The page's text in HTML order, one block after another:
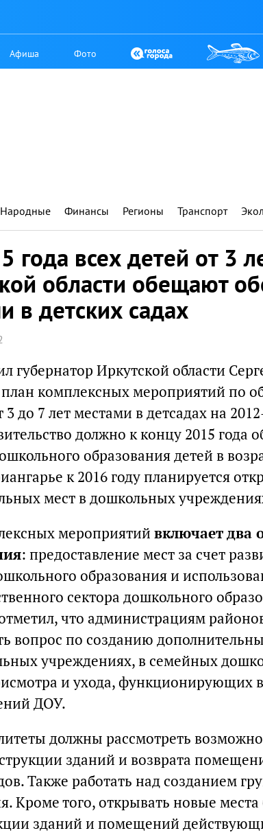
Афиша Фото
Народные Финансы Регионы Транспорт
года всех детей от 3
области обещают
в детских садах
губернатор Иркутской области
комплексных мероприятий по
3 до 7 лет местами в детсадах на
должно к концу 2015 года
образования детей в
к 2016 году планируется
мест в дошкольных
мероприятий включает два
: предоставление мест за счет
образования и
сектора дошкольного
что администрациям
вопрос по созданию
учреждениях, в семейных
и ухода, функционирующих в
ДОУ.
должны рассмотреть
зданий и возврата
Также работать над созданием
Кроме того, открывать новые места
зданий и помещений